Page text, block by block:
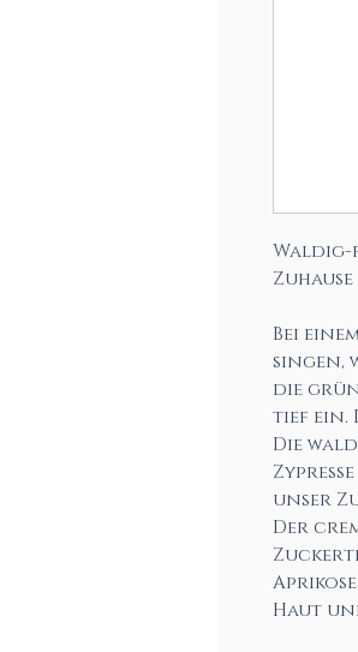
Waldig-
Bei
singen,
die
tief ein.
Die
unser
Der
Haut